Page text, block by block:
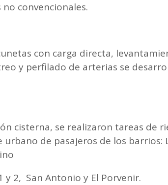
convencionales.
con carga directa,
y perfilado de arterias se
cisterna, se realizaron tareas de
de pasajeros de los barrios:
y 2, San Antonio y El Porvenir.